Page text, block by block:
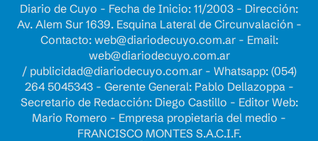
Diario de Cuyo - Fecha de Inicio: 11/2003 - Dirección:
Av. Alem Sur 1639. Esquina Lateral de Circunvalación -
Contacto: web@diariodecuyo.com.ar- Email:
web@diariodecuyo.com.ar
/ publicidad@diariodecuyo.com.ar- Whatsapp: (054)
264 5045343 - Gerente General: Pablo Dellazoppa -
Secretario de Redacción: Diego Castillo - Editor Web:
Mario Romero - Empresa propietaria del medio -
FRANCISCO MONTES S.A.C.I.F.